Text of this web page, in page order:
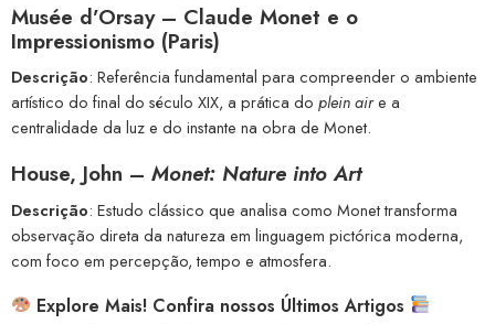
Musée d’Orsay– Claude Monet e o
Impressionismo (Paris)
Descrição: Referência fundamental para compreender o ambiente
artístico do final do século XIX, a prática do plein aire a
centralidade da luz e do instante na obra de Monet.
House, John – Monet: Nature into Art
Descrição: Estudo clássico que analisa como Monet transforma
observação direta da natureza em linguagem pictórica moderna,
com foco em percepção, tempo e atmosfera.
Explore Mais! Confira nossos Últimos Artigos